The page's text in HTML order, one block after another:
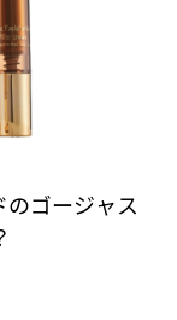
のゴージャス